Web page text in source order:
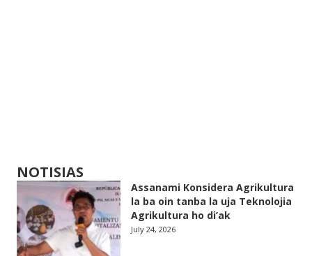
NOTISIAS
Assanami Konsidera Agrikultura
la ba oin tanba la uja Teknolojia
Agrikultura ho di’ak
July 24, 2026